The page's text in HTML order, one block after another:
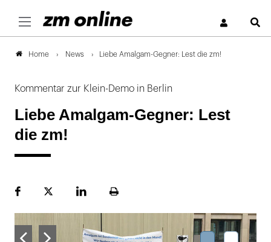
Home News Liebe Amalgam-Gegner: Lest die zm!
Kommentar zur Klein-Demo in Berlin
Liebe Amalgam-Gegner: Lest
die zm!
FacebookPlattformLinekdInSeite